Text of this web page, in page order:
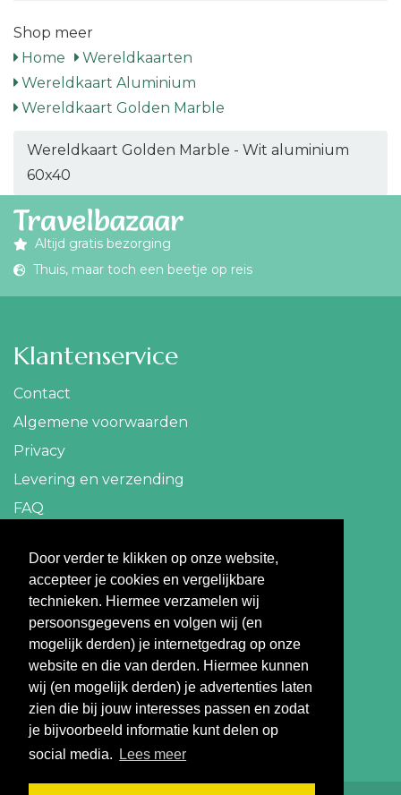
Door verder te klikken op onze website,
accepteer je cookies en vergelijkbare
technieken. Hiermee verzamelen wij
persoonsgegevens en volgen wij (en
mogelijk derden) je internetgedrag op onze
website en die van derden. Hiermee kunnen
wij (en mogelijk derden) je advertenties laten
zien die bij jouw interesses passen en zodat
je bijvoorbeeld informatie kunt delen op
social media.
Lees meer
Shop meer
Home
Wereldkaarten
Wereldkaart Aluminium
Wereldkaart Golden Marble
Wereldkaart Golden Marble - Wit aluminium
60x40
Altijd gratis bezorging
Thuis, maar toch een beetje op reis
Klantenservice
Contact
Algemene voorwaarden
Privacy
Levering en verzending
FAQ
Contact
info@travelbazaar.nl
Betaal veilig